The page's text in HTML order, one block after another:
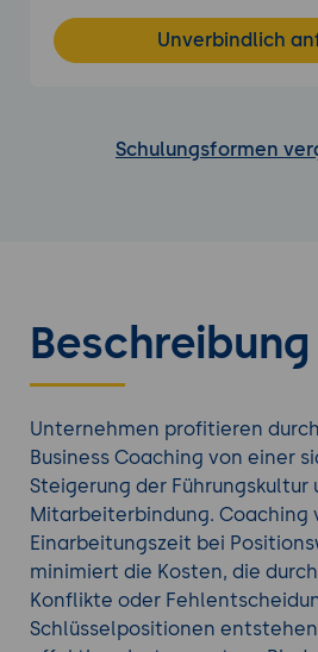
Unverbindlich
Schulungsformen
Beschreibung
Unternehmen profitieren
Business Coaching von einer
Steigerung der Führungskultur
Mitarbeiterbindung. Coaching
Einarbeitungszeit bei
minimiert die Kosten, die
Konflikte oder
Schlüsselpositionen